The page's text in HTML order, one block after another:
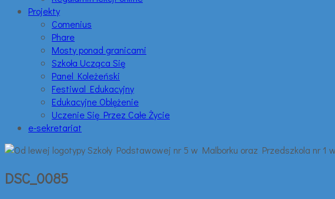
Projekty
Comenius
Phare
Mosty ponad granicami
Szkoła Ucząca Się
Panel Koleżeński
Festiwal Edukacyjny
Edukacyjne Oblężenie
Uczenie Się Przez Całe Życie
e-sekretariat
DSC_0085